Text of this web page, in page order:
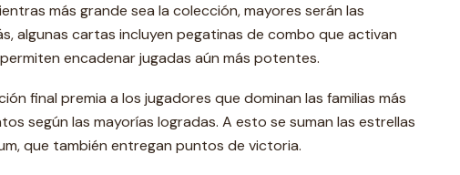
más grande sea la colección, mayores serán las
algunas cartas incluyen pegatinas de combo que activan
encadenar jugadas aún más potentes.
final premia a los jugadores que dominan las familias más
según las mayorías logradas. A esto se suman las estrellas
que también entregan puntos de victoria.